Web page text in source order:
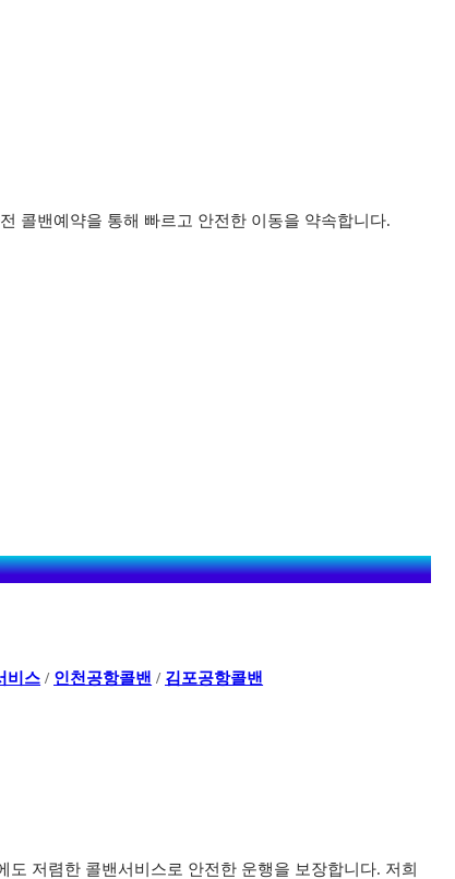
콜밴예약을 통해 빠르고 안전한 이동을 약속합니다.
비스 / 인천공항콜밴 / 김포공항콜밴
저렴한 콜밴서비스로 안전한 운행을 보장합니다. 저희